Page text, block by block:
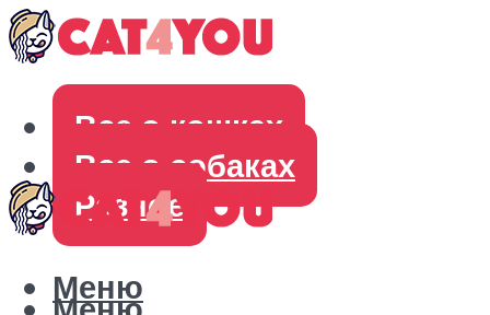
Все о кошках
Все о собаках
Разное
Меню